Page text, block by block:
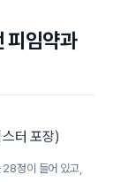
피임약과
정이 들어 있고,